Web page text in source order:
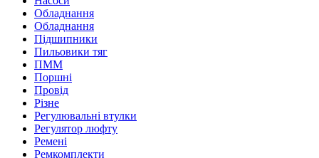
Обладнання
Обладнання
Підшипники
Пильовики тяг
ПММ
Поршні
Провід
Різне
Регулювальні втулки
Регулятор люфту
Ремені
Ремкомплекти